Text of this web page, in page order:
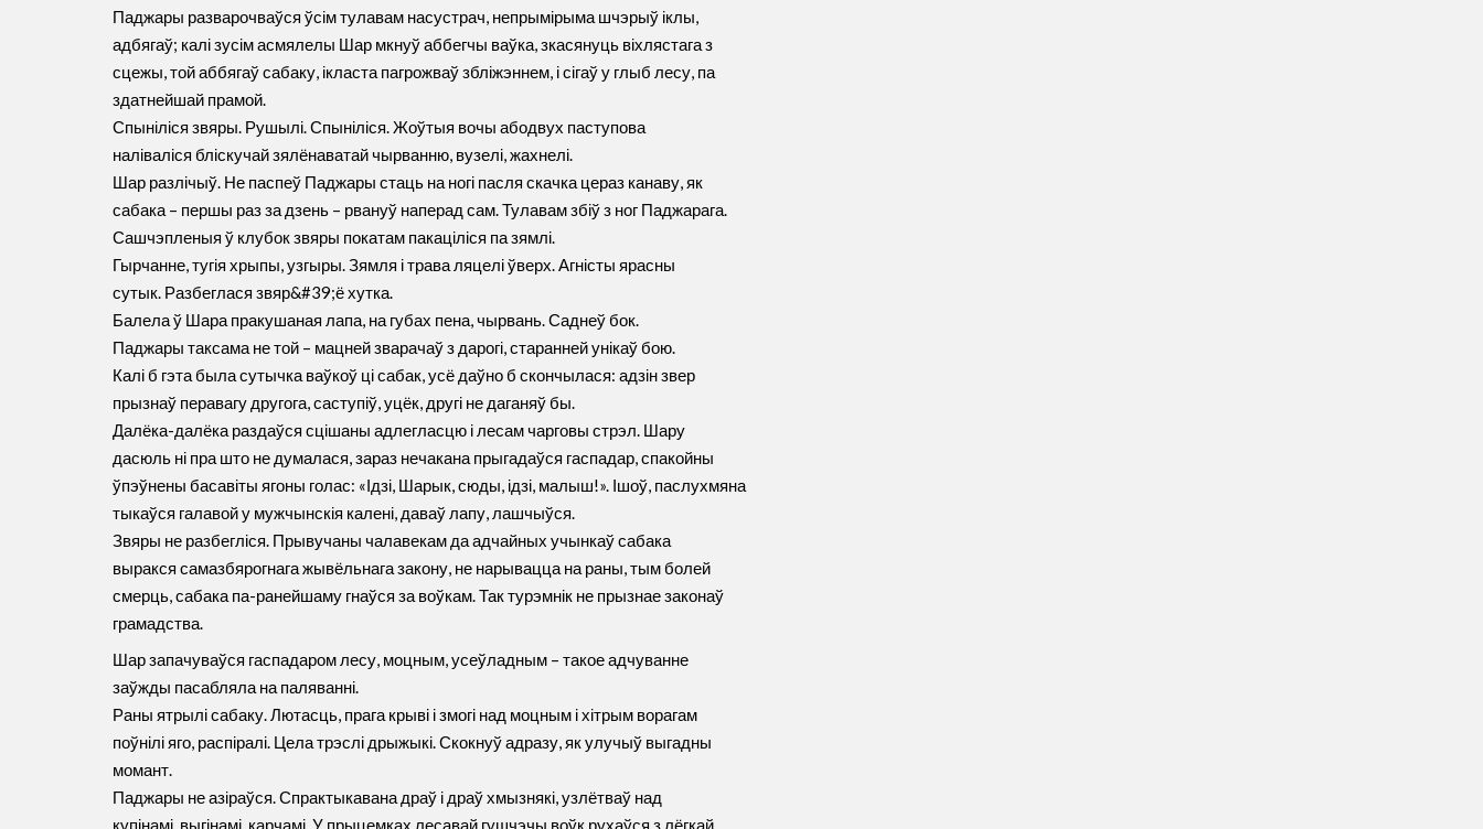
Паджары разварочваўся ўсім тулавам насустрач, непрымірыма шчэрыў іклы,
адбягаў; калі зусім асмялелы Шар мкнуў аббегчы ваўка, зкасянуць віхлястага з
сцежы, той аббягаў сабаку, ікласта пагрожваў збліжэннем, і сігаў у глыб лесу, па
здатнейшай прамой.
Спыніліся звяры. Рушылі. Спыніліся. Жоўтыя вочы абодвух паступова
наліваліся бліскучай зялёнаватай чырванню, вузелі, жахнелі.
Шар разлічыў. Не паспеў Паджары стаць на ногі пасля скачка цераз канаву, як
сабака – першы раз за дзень – рвануў наперад сам. Тулавам збіў з ног Паджарага.
Сашчэпленыя ў клубок звяры покатам пакаціліся па зямлі.
Гырчанне, тугія хрыпы, узгыры. Зямля і трава ляцелі ўверх. Агністы ярасны
сутык. Разбеглася звяр&#39;ё хутка.
Балела ў Шара пракушаная лапа, на губах пена, чырвань. Саднеў бок.
Паджары таксама не той – мацней зварачаў з дарогі, старанней унікаў бою.
Калі б гэта была сутычка ваўкоў ці сабак, усё даўно б скончылася: адзін звер
прызнаў перавагу другога, саступіў, уцёк, другі не даганяў бы.
Далёка-далёка раздаўся сцішаны адлегласцю і лесам чарговы стрэл. Шару
дасюль ні пра што не думалася, зараз нечакана прыгадаўся гаспадар, спакойны
ўпэўнены басавіты ягоны голас: «Ідзі, Шарык, сюды, ідзі, малыш!». Ішоў, паслухмяна
тыкаўся галавой у мужчынскія калені, даваў лапу, лашчыўся.
Звяры не разбегліся. Прывучаны чалавекам да адчайных учынкаў сабака
выракся самазбярогнага жывёльнага закону, не нарывацца на раны, тым болей
смерць, сабака па-ранейшаму гнаўся за воўкам. Так турэмнік не прызнае законаў
грамадства.
Шар запачуваўся гаспадаром лесу, моцным, усеўладным – такое адчуванне
заўжды пасабляла на паляванні.
Раны ятрылі сабаку. Лютасць, прага крыві і змогі над моцным і хітрым ворагам
поўнілі яго, распіралі. Цела трэслі дрыжыкі. Скокнуў адразу, як улучыў выгадны
момант.
Паджары не азіраўся. Спрактыкавана драў і драў хмызнякі, узлётваў над
купінамі, выгінамі, карчамі. У прыцемках лесавай гушчэчы воўк рухаўся з лёгкай